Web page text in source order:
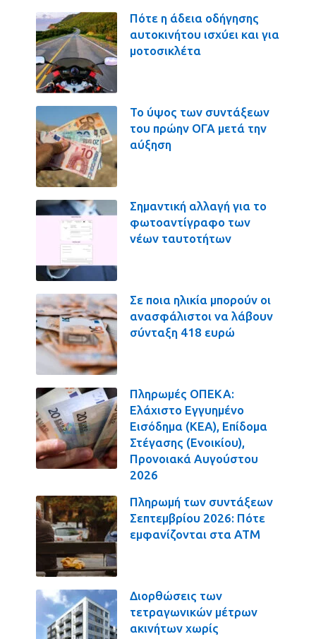
Πότε η άδεια οδήγησης
αυτοκινήτου ισχύει και για
μοτοσικλέτα
Το ύψος των συντάξεων
του πρώην ΟΓΑ μετά την
αύξηση
Σημαντική αλλαγή για το
φωτοαντίγραφο των
νέων ταυτοτήτων
Σε ποια ηλικία μπορούν οι
ανασφάλιστοι να λάβουν
σύνταξη 418 ευρώ
Πληρωμές ΟΠΕΚΑ:
Ελάχιστο Εγγυημένο
Εισόδημα (ΚΕΑ), Επίδομα
Στέγασης (Ενοικίου),
Προνοιακά Αυγούστου
2026
Πληρωμή των συντάξεων
Σεπτεμβρίου 2026: Πότε
εμφανίζονται στα ΑΤΜ
Διορθώσεις των
τετραγωνικών μέτρων
ακινήτων χωρίς